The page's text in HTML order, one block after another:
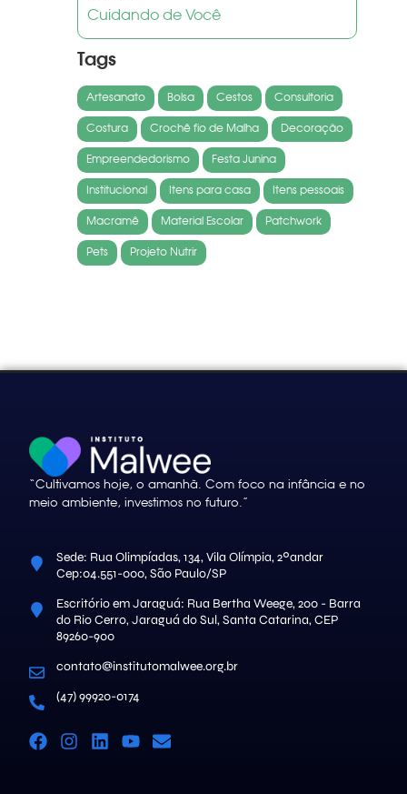
Cuidando de Você
Tags
Artesanato Bolsa Cestos Consultoria
Costura Crochê fio de Malha Decoração
Empreendedorismo Festa Junina
Institucional Itens para casa Itens pessoais
Macramê Material Escolar Patchwork
Pets Projeto Nutrir
“Cultivamos hoje, o amanhã. Com foco na infância e no
meio ambiente, investimos no futuro.”
Sede: Rua Olimpíadas, 134, Vila Olímpia, 2ºandar
Cep:04.551-000, São Paulo/SP
Escritório em Jaraguá: Rua Bertha Weege, 200 - Barra
do Rio Cerro, Jaraguá do Sul, Santa Catarina, CEP
89260-900
contato@institutomalwee.org.br
(47) 99920-0174